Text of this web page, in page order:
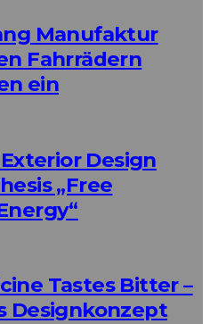
Manufaktur
Fahrrädern
ein
Exterior Design
„Free
Tastes Bitter –
Designkonzept